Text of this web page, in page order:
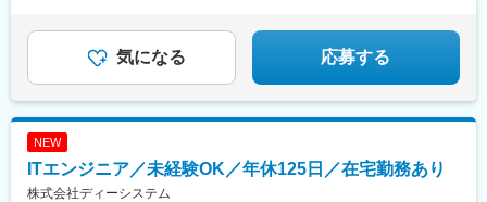
◆100%案件選択制
◆リモート案件93%
気になる 応募する
NEW
ITエンジニア／未経験OK／年休125日／在宅勤務あり
株式会社ディーシステム